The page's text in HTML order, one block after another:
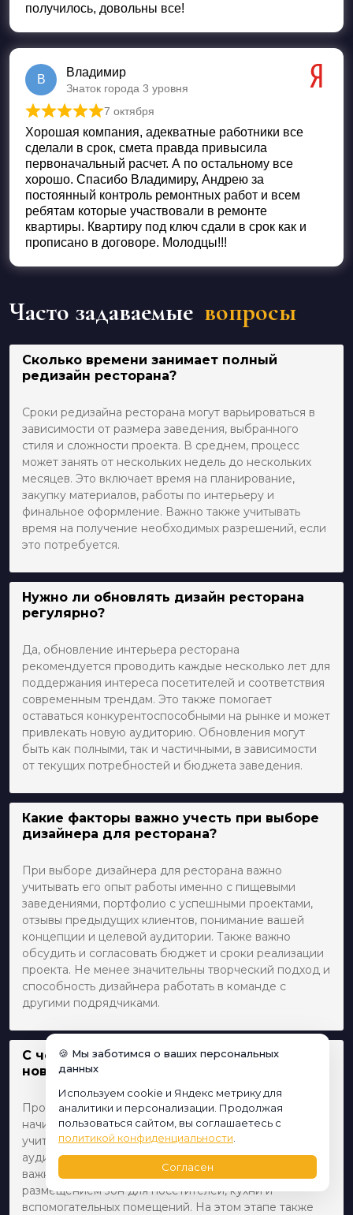
получилось, довольны все!
В
Владимир
Знаток города 3 уровня
Оценка 5из 5
7 октября
Хорошая компания, адекватные работники все
сделали в срок, смета правда привысила
первоначальный расчет. А по остальному все
хорошо. Спасибо Владимиру, Андрею за
постоянный контроль ремонтных работ и всем
ребятам которые участвовали в ремонте
квартиры. Квартиру под ключ сдали в срок как и
прописано в договоре. Молодцы!!!
Часто задаваемые вопросы
Сколько времени занимает полный
редизайн ресторана?
Сроки редизайна ресторана могут варьироваться в
зависимости от размера заведения, выбранного
стиля и сложности проекта. В среднем, процесс
может занять от нескольких недель до нескольких
месяцев. Это включает время на планирование,
закупку материалов, работы по интерьеру и
финальное оформление. Важно также учитывать
время на получение необходимых разрешений, если
это потребуется.
Нужно ли обновлять дизайн ресторана
регулярно?
Да, обновление интерьера ресторана
рекомендуется проводить каждые несколько лет для
поддержания интереса посетителей и соответствия
современным трендам. Это также помогает
оставаться конкурентоспособными на рынке и может
привлекать новую аудиторию. Обновления могут
быть как полными, так и частичными, в зависимости
от текущих потребностей и бюджета заведения.
Какие факторы важно учесть при выборе
дизайнера для ресторана?
При выборе дизайнера для ресторана важно
учитывать его опыт работы именно с пищевыми
заведениями, портфолио с успешными проектами,
отзывы предыдущих клиентов, понимание вашей
концепции и целевой аудитории. Также важно
обсудить и согласовать бюджет и сроки реализации
проекта. Не менее значительны творческий подход и
способность дизайнера работать в команде с
другими подрядчиками.
С чего начать проектирование интерьера
нового ресторана?
Процесс проектирования интерьера ресторана
начинается с разработки концепции, которая должна
учитывать особенности местоположения, целевую
аудиторию и общую тематику заведения. Далее
важно определиться с планировкой помещений,
размещением зон для посетителей, кухни и
вспомогательных помещений. На этом этапе также
🍪 Мы заботимся о ваших персональных
данных
Используем cookie и Яндекс метрику для
аналитики и персонализации. Продолжая
пользоваться сайтом, вы соглашаетесь с
политикой конфиденциальности
Согласен